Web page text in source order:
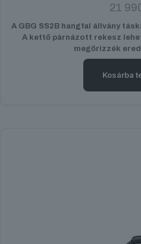
21
A GBG SS2B hangfal állvány
A kettő párnázott rekesz
megőrizzék
Kosárba